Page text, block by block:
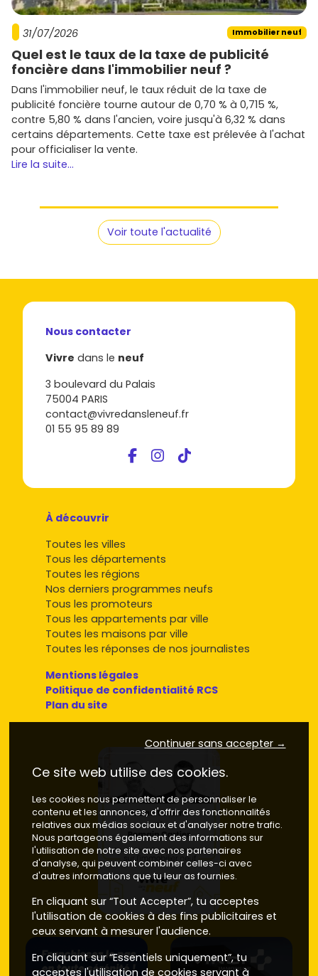
31/07/2026 Immobilier neuf
Quel est le taux de la taxe de publicité
foncière dans l'immobilier neuf ?
Dans l'immobilier neuf, le taux réduit de la taxe de
publicité foncière tourne autour de 0,70 % à 0,715 %,
contre 5,80 % dans l'ancien, voire jusqu'à 6,32 % dans
certains départements. Cette taxe est prélevée à l'achat
pour officialiser la vente.
Lire la suite...
Voir toute l'actualité
Nous contacter
Vivre dans le neuf
3 boulevard du Palais
75004 PARIS
contact@vivredansleneuf.fr
01 55 95 89 89
À découvrir
Toutes les villes
Tous les départements
Toutes les régions
Nos derniers programmes neufs
Tous les promoteurs
Tous les appartements par ville
Toutes les maisons par ville
Toutes les réponses de nos journalistes
Mentions légales
Politique de confidentialité RCS
Plan du site
Continuer sans accepter →
Ce site web utilise des cookies.
Les cookies nous permettent de personnaliser le
contenu et les annonces, d'offrir des fonctionnalités
relatives aux médias sociaux et d'analyser notre trafic.
Nous partageons également des informations sur
l'utilisation de notre site avec nos partenaires
d'analyse, qui peuvent combiner celles-ci avec
d'autres informations que tu leur as fournies.
En cliquant sur “Tout Accepter”, tu acceptes
l'utilisation de cookies à des fins publicitaires et
ceux servant à mesurer l'audience.
En cliquant sur “Essentiels uniquement”, tu
acceptes l'utilisation de cookies servant à